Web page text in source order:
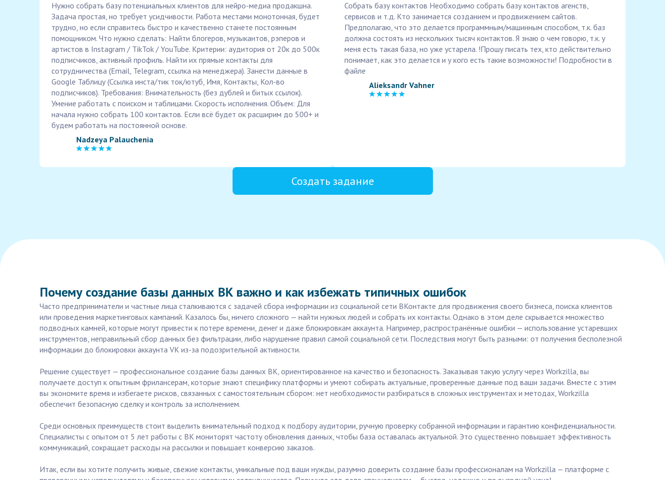
Нужно собрать базу потенциальных клиентов для нейро-медиа продакшна.
Задача простая, но требует усидчивости. Работа местами монотонная, будет
трудно, но если справитесь быстро и качественно станете постоянным
помощником. Что нужно сделать: Найти блогеров, музыкантов, рэперов и
артистов в Instagram / TikTok / YouTube. Критерии: аудитория от 20к до 500к
подписчиков, активный профиль. Найти их прямые контакты для
сотрудничества (Email, Telegram, ссылка на менеджера). Занести данные в
Google Таблицу (Ссылка инста/тик ток/ютуб, Имя, Контакты, Кол-во
подписчиков). Требования: Внимательность (без дублей и битых ссылок).
Умение работать с поиском и таблицами. Скорость исполнения. Объем: Для
начала нужно собрать 100 контактов. Если всё будет ок расширим до 500+ и
будем работать на постоянной основе.
Nadzeya Palauchenia
Собрать базу контактов Необходимо собрать базу контактов агенств,
сервисов и т.д. Кто занимается созданием и продвижением сайтов.
Предполагаю, что это делается программным/машинным способом, т.к. баз
должна состоять из нескольких тысяч контактов. Я знаю о чем говорю, т.к. у
меня есть такая база, но уже устарела. !Прошу писать тех, кто действительно
понимает, как это делается и у кого есть такие возможности! Подробности в
файле
Alieksandr Vahner
Создать задание
Почему создание базы данных ВК важно и как избежать типичных ошибок
Часто предприниматели и частные лица сталкиваются с задачей сбора информации из социальной сети ВКонтакте для продвижения своего бизнеса, поиска клиентов
или проведения маркетинговых кампаний. Казалось бы, ничего сложного — найти нужных людей и собрать их контакты. Однако в этом деле скрывается множество
подводных камней, которые могут привести к потере времени, денег и даже блокировкам аккаунта. Например, распространённые ошибки — использование устаревших
инструментов, неправильный сбор данных без фильтрации, либо нарушение правил самой социальной сети. Последствия могут быть разными: от получения бесполезной
информации до блокировки аккаунта VK из-за подозрительной активности.
Решение существует — профессиональное создание базы данных ВК, ориентированное на качество и безопасность. Заказывая такую услугу через Workzilla, вы
получаете доступ к опытным фрилансерам, которые знают специфику платформы и умеют собирать актуальные, проверенные данные под ваши задачи. Вместе с этим
вы экономите время и избегаете рисков, связанных с самостоятельным сбором: нет необходимости разбираться в сложных инструментах и методах, Workzilla
обеспечит безопасную сделку и контроль за исполнением.
Среди основных преимуществ стоит выделить внимательный подход к подбору аудитории, ручную проверку собранной информации и гарантию конфиденциальности.
Специалисты с опытом от 5 лет работы с ВК мониторят частоту обновления данных, чтобы база оставалась актуальной. Это существенно повышает эффективность
коммуникаций, сокращает расходы на рассылки и повышает конверсию заказов.
Итак, если вы хотите получить живые, свежие контакты, уникальные под ваши нужды, разумно доверить создание базы профессионалам на Workzilla — платформе с